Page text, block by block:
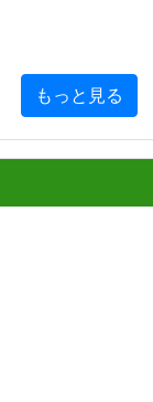
もっと見る